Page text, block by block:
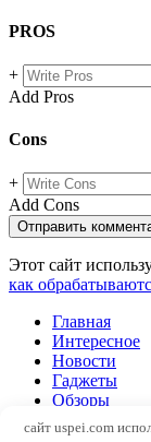
PROS
+
Add Pros
Cons
+
Add Cons
Этот сайт
как
Главная
Интересное
Новости
Гаджеты
Обзоры
Windows
сайт uspei.com